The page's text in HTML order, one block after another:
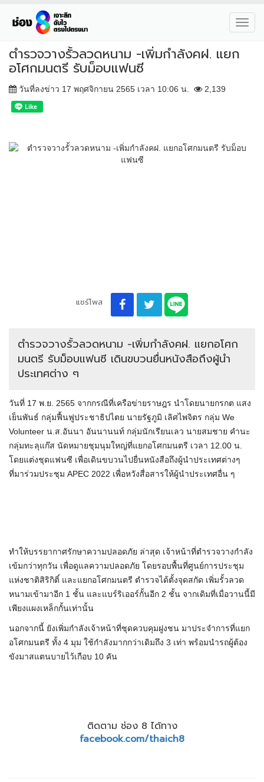
ตำรวจวางรั้วลวดหนาม -เพิ่มกำลังคฝ. แยก
อโศกมนตรี รับม็อบแฟนซี
วันที่ลงข่าว 17 พฤศจิกายน 2565 เวลา 10:06 น. 2,139
แชร์โพส
ตำรวจวางรั้วลวดหนาม -เพิ่มกำลังคฝ. แยกอโศก
มนตรี รับม็อบแฟนซี เดินขบวนยื่นหนังสือถึงผู้นำ
ประเทศต่าง ๆ
วันที่ 17 พ.ย. 2565 จากกรณีที่เครือข่ายราษฎร นำโดยนายกรกต แสง
เย็นพันธ์ กลุ่มฟื้นฟูประชาธิปไตย นายรัฐภูมิ เลิศไพจิตร กลุ่ม We
Volunteer น.ส.อันนา อันนานนท์ กลุ่มนักเรียนเลว นายสมชาย คำนะ
กลุ่มทะลุแก๊ส นัดหมายชุมนุมใหญ่ที่แยกอโศกมนตรี เวลา 12.00 น.
โดยแต่งชุดแฟนซี เพื่อเดินขบวนไปยื่นหนังสือถึงผู้นำประเทศต่างๆ
ที่มาร่วมประชุม APEC 2022 เพื่อหวังสื่อสารให้ผู้นำประเทศอื่น ๆ
ทำให้บรรยากาศรักษาความปลอดภัย ล่าสุด เจ้าหน้าที่ตำรวจวางกำลัง
เข้มกว่าทุกวัน เพื่อดูแลความปลอดภัย โดยรอบพื้นที่ศูนย์การประชุม
แห่งชาติสิริกิติ์ และแยกอโศกมนตรี ตำรวจได้ตั้งจุดสกัด เพิ่มรั้วลวด
หนามเข้ามาอีก 1 ชั้น และแบร์ริเออร์กั้นอีก 2 ชั้น จากเดิมที่เมื่อวานนี้มี
เพียงแผงเหล็กกั้นเท่านั้น
นอกจากนี้ ยังเพิ่มกำลังเจ้าหน้าที่ชุดควบคุมฝูงชน มาประจำการที่แยก
อโศกมนตรี ทั้ง 4 มุม ใช้กำลังมากกว่าเดิมถึง 3 เท่า พร้อมนำรถผู้ต้อง
ขังมาสแตนบายไว้เกือบ 10 คัน
ติดตาม ช่อง 8 ได้ทาง
facebook.com/thaich8